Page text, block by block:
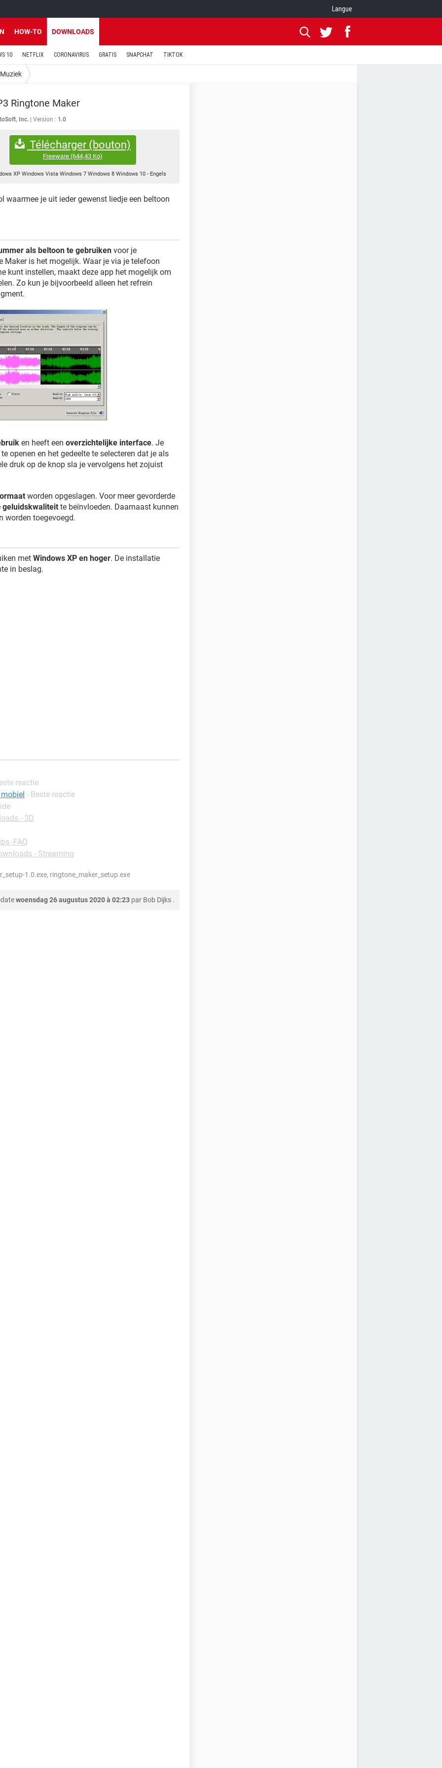
Langue
HOW-TO DOWNLOADS
10 NETFLIX CORONAVIRUS GRATIS SNAPCHAT TIKTOK
Muziek
Ringtone Maker
Inc. Version : 1.0
Télécharger (bouton)
Freeware (644,43 Ko)
XP Windows Vista Windows 7 Windows 8 Windows 10 - Engels
waarmee je uit ieder gewenst liedje een beltoon
als beltoon te gebruiken voor je
Maker is het mogelijk. Waar je via je telefoon
kunt instellen, maakt deze app het mogelijk om
Zo kun je bijvoorbeeld alleen het refrein
en heeft een overzichtelijke interface. Je
openen en het gedeelte te selecteren dat je als
druk op de knop sla je vervolgens het zojuist
worden opgeslagen. Voor meer gevorderde
geluidskwaliteit te beïnvloeden. Daarnaast kunnen
worden toegevoegd.
met Windows XP en hoger. De installatie
in beslag.
reactie
- Beste reactie
- 3D
-FAQ
- Streaming
1.0.exe, ringtone_maker_setup.exe
woensdag 26 augustus 2020 à 02:23 par Bob Dijks .